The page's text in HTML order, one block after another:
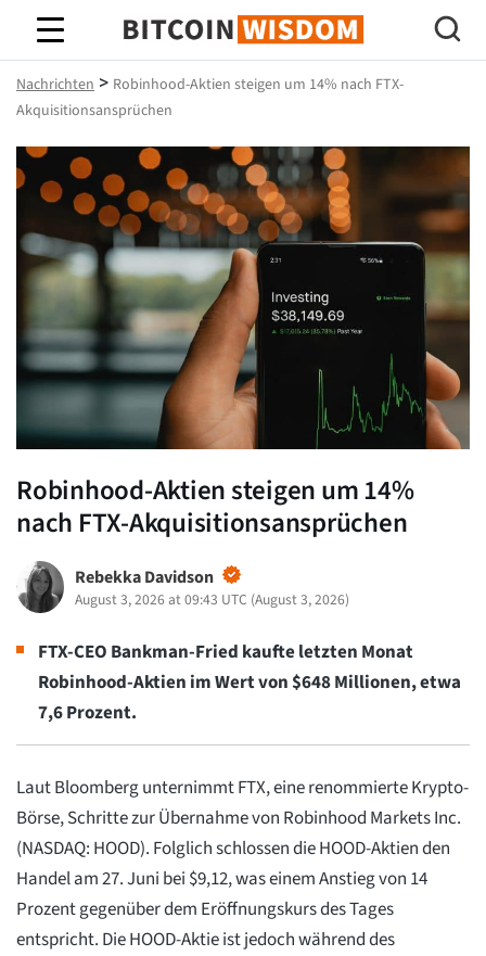
Bitcoin-Weisheit
Nachrichten > Robinhood-Aktien steigen um 14% nach FTX-
Akquisitionsansprüchen
Robinhood-Aktien steigen um 14%
nach FTX-Akquisitionsansprüchen
Rebekka Davidson
August 3, 2026 at 09:43 UTC (August 3, 2026)
FTX-CEO Bankman-Fried kaufte letzten Monat
Robinhood-Aktien im Wert von $648 Millionen, etwa
7,6 Prozent.
Laut Bloomberg unternimmt FTX, eine renommierte Krypto-
Börse, Schritte zur Übernahme von Robinhood Markets Inc.
(NASDAQ: HOOD). Folglich schlossen die HOOD-Aktien den
Handel am 27. Juni bei $9,12, was einem Anstieg von 14
Prozent gegenüber dem Eröffnungskurs des Tages
entspricht. Die HOOD-Aktie ist jedoch während des